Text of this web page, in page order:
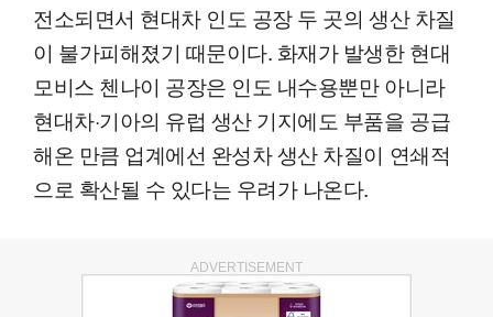
전소되면서 현대차 인도 공장 두 곳의 생산 차질
이 불가피해졌기 때문이다. 화재가 발생한 현대
모비스 첸나이 공장은 인도 내수용뿐만 아니라
현대차·기아의 유럽 생산 기지에도 부품을 공급
해온 만큼 업계에선 완성차 생산 차질이 연쇄적
으로 확산될 수 있다는 우려가 나온다.
ADVERTISEMENT